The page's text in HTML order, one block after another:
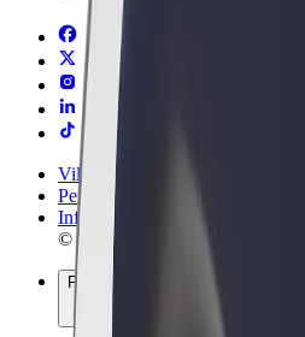
Vilkår og betingelser
Personvern
Informasjonskapsler
© 2026 Bolt Technology OÜ
Produkter